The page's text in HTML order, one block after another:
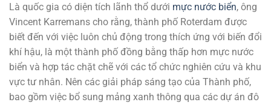
Là quốc gia có diện tích lãnh thổ dưới mực nước biển, ông
Vincent Karremans cho rằng, thành phố Roterdam được
biết đến với việc luôn chủ động trong thích ứng với biến đổi
khí hậu, là một thành phố đồng bằng thấp hơn mực nước
biển và hợp tác chặt chẽ với các tổ chức nghiên cứu và khu
vực tư nhân. Nên các giải pháp sáng tạo của Thành phố,
bao gồm việc bổ sung mảng xanh thông qua các dự án đô